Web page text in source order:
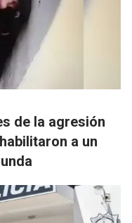
de la agresión
a un